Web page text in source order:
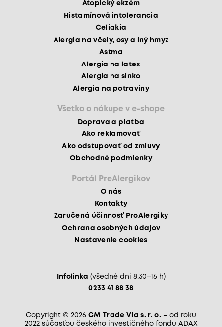
Atopický ekzém
Histamínová intolerancia
Celiakia
Alergia na včely, osy a iný hmyz
Astma
Alergia na latex
Alergia na slnko
Alergia na potraviny
Všetko o nákupe v e-shope
Doprava a platba
Ako reklamovať
Ako odstupovať od zmluvy
Obchodné podmienky
Portál PreAlergikov
O nás
Kontakty
Zaručená účinnosť ProAlergiky
Ochrana osobných údajov
Nastavenie cookies
Infolinka (všedné dni 8.30–16 h)
0233 41 88 38
Copyright © 2026 CM Trade Via s. r. o. – od roku
2022 súčasťou českého investičného fondu ADAX